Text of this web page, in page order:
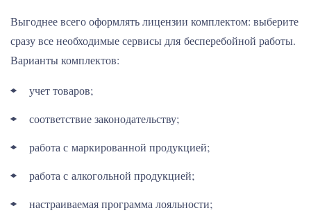
Выгоднее всего оформлять лицензии комплектом: выберите
сразу все необходимые сервисы для бесперебойной работы.
Варианты комплектов:
учет товаров;
соответствие законодательству;
работа с маркированной продукцией;
работа с алкогольной продукцией;
настраиваемая программа лояльности;